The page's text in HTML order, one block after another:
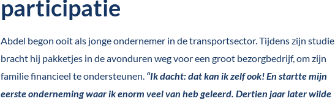
participatie
Abdel begon ooit als jonge ondernemer in de transportsector. Tijdens zijn studie
bracht hij pakketjes in de avonduren weg voor een groot bezorgbedrijf, om zijn
familie financieel te ondersteunen. “Ik dacht: dat kan ik zelf ook! En startte mijn
eerste onderneming waar ik enorm veel van heb geleerd. Dertien jaar later wilde